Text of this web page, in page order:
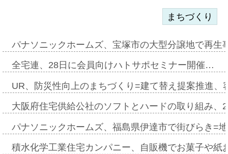
まちづくり
パナソニックホームズ、宝塚市の大型分譲地で再
全宅連、28日に会員向けハトサポセミナー開催…
UR、防災性向上のまちづくり=建て替え提案推進
大阪府住宅供給公社のソフトとハードの取り組み
パナソニックホームズ、福島県伊達市で街びらき=
積水化学工業住宅カンパニー、自販機でお菓子や